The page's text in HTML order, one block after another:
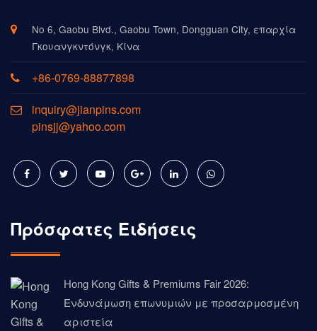
Νο 6, Gaobu Blvd., Gaobu Town, Dongguan City, επαρχία
Γκουανγκντόνγκ, Κίνα
+86-0769-88877898
inquiry@jianpins.com
pinsjj@yahoo.com
Πρόσφατες Ειδήσεις
Hong Kong Gifts & Premiums Fair 2026:
Ενδυνάμωση επωνυμιών με προσαρμοσμένη
αριστεία